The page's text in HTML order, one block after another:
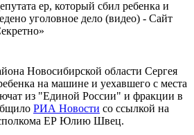
Новосибирской области Сергея
на машине и уехавшего с места
из "Единой России" и фракции в
РИА Новости со ссылкой на
ЕР Юлию Швец.